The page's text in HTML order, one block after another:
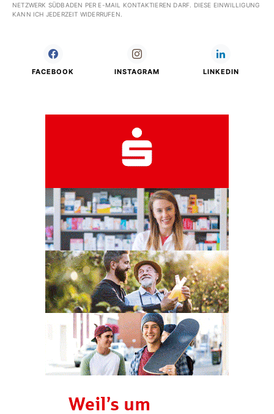
NETZWERK SÜDBADEN PER E-MAIL KONTAKTIEREN DARF. DIESE EINWILLIGUNG
KANN ICH JEDERZEIT WIDERRUFEN.
FACEBOOK INSTAGRAM LINKEDIN